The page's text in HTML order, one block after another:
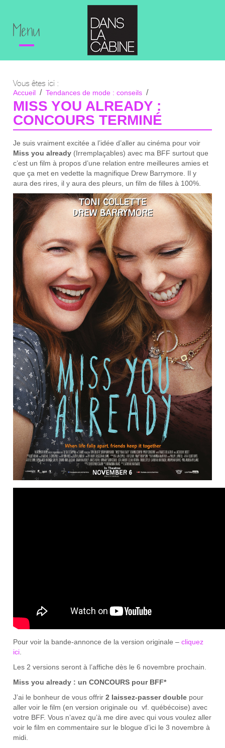
Menu
Vous êtes ici :
Accueil Tendances de mode : conseils
Miss you already : concours terminé
MISS YOU ALREADY :
CONCOURS TERMINÉ
Je suis vraiment excitée a l’idée d’aller au cinéma pour voir
Miss you already (Irremplaçables) avec ma BFF surtout que
c’est un film à propos d’une relation entre meilleures amies et
que ça met en vedette la magnifique Drew Barrymore. Il y
aura des rires, il y aura des pleurs, un film de filles à 100%.
Pour voir la bande-annonce de la version originale – cliquez
ici.
Les 2 versions seront à l’affiche dès le 6 novembre prochain.
Miss you already : un CONCOURS pour BFF*
J’ai le bonheur de vous offrir 2 laissez-passer double pour
aller voir le film (en version originale ou vf. québécoise) avec
votre BFF. Vous n’avez qu’à me dire avec qui vous voulez aller
voir le film en commentaire sur le blogue d’ici le 3 novembre à
midi.